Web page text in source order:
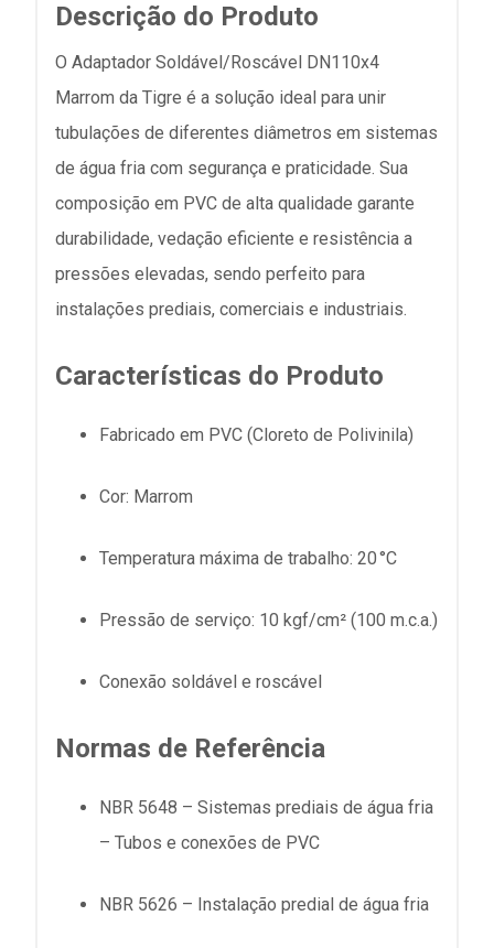
Descrição do Produto
O Adaptador Soldável/Roscável DN110x4
Marrom da Tigre é a solução ideal para unir
tubulações de diferentes diâmetros em sistemas
de água fria com segurança e praticidade. Sua
composição em PVC de alta qualidade garante
durabilidade, vedação eficiente e resistência a
pressões elevadas, sendo perfeito para
instalações prediais, comerciais e industriais.
Características do Produto
Fabricado em PVC (Cloreto de Polivinila)
Cor: Marrom
Temperatura máxima de trabalho: 20 °C
Pressão de serviço: 10 kgf/cm² (100 m.c.a.)
Conexão soldável e roscável
Normas de Referência
NBR 5648 – Sistemas prediais de água fria
– Tubos e conexões de PVC
NBR 5626 – Instalação predial de água fria